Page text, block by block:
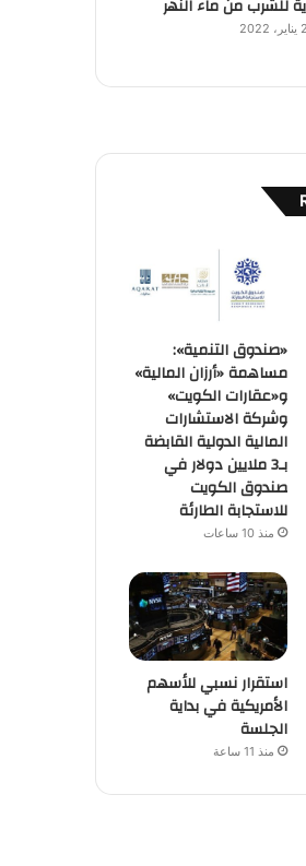
للشرب من ماء النهر
«صندوق التنمية»:
مساهمة «أرزان المالية»
و«عقارات الكويت»
وشركة الاستشارات
المالية الدولية القابضة
بـ3 ملايين دولار في
صندوق الكويت
للاستجابة الطارئة
منذ 10 ساعات
استقرار نسبي للأسهم
الأمريكية في بداية
الجلسة
منذ 11 ساعة